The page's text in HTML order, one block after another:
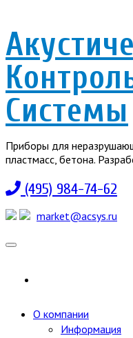
Системы
Приборы для
пластмасс, бетона.
(495) 984-74-62
market@acsys.ru
Toggle
О компании
Информация